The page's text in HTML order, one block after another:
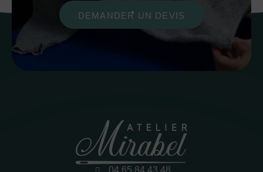
DEMANDER UN DEVIS
04 65 84 43 48